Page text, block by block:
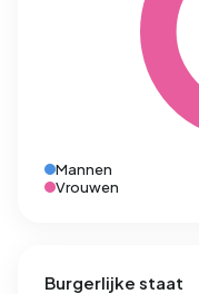
Mannen
Vrouwen
Burgerlijke staat